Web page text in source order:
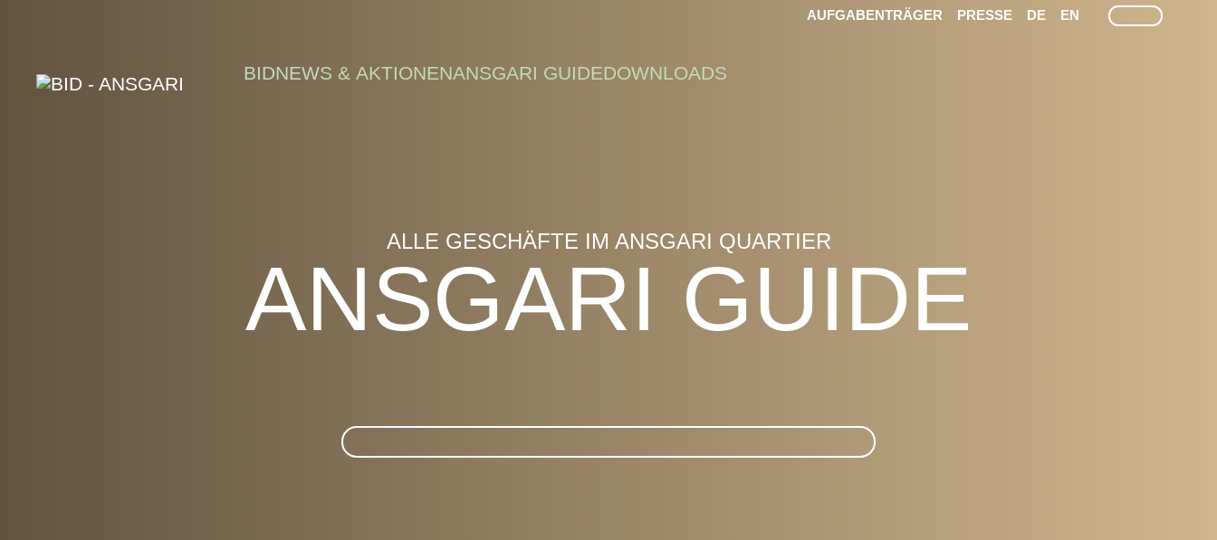
AUFGABENTRÄGER PRESSE DE EN SUCHE
ALLE GESCHÄFTE IM ANSGARI QUARTIER
ANSGARI GUIDE
Suche im Ansgari Guide
BIDNEWS & AKTIONENANSGARI GUIDEDOWNLOADS